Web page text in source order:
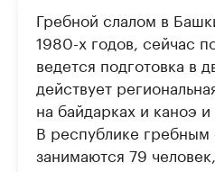
Гребной слалом в
1980-х годов, сейчас
ведется подготовка в
действует
на байдарках и каноэ
В республике
занимаются 79